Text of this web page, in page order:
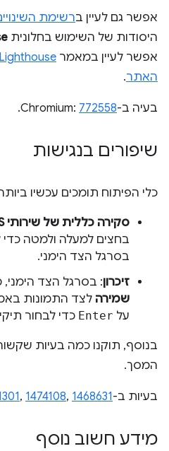
אפשר גם לעיין ברשימת
היסודות של השימוש בחלונית
אפשר לעיין במאמר
האתר.
בעיה ב-Chromium:772558
.
שיפורים בנגישות
כלי הפיתוח תומכים עכשיו ביותר
סקירה כללית של שירותי CSS
בחצים למעלה ולמטה כדי
בסרגל הצד הימני.
זיכרון: בסרגל הצד
שמירה לצד התמונות
על Enter כדי לבחור
בנוסף, תוקנו כמה בעיות
המסך.
בעיות ב-Chromium: , 1474108, 1468631
מידע חשוב נוסף